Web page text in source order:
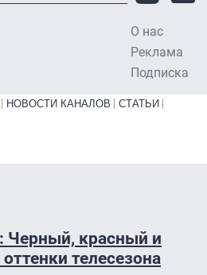
О нас
Реклама
Подписка
НОВОСТИ КАНАЛОВ
СТАТЬИ
Черный, красный и
телесезона